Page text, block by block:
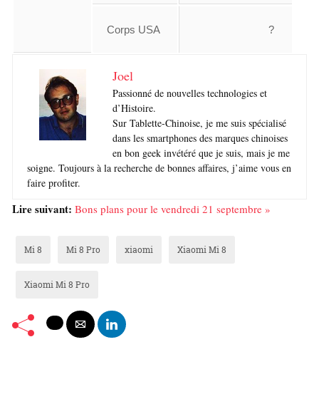
Corps USA ?
Joel
Passionné de nouvelles technologies et
d’Histoire.
Sur Tablette-Chinoise, je me suis spécialisé
dans les smartphones des marques chinoises
en bon geek invétéré que je suis, mais je me
soigne. Toujours à la recherche de bonnes affaires, j’aime vous en
faire profiter.
Lire suivant: Bons plans pour le vendredi 21 septembre »
Mi 8 Mi 8 Pro xiaomi Xiaomi Mi 8
Xiaomi Mi 8 Pro